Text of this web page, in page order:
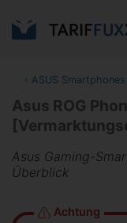
‹ ASUS
Asus ROG
Asus Gaming-
Überblick
Achtung